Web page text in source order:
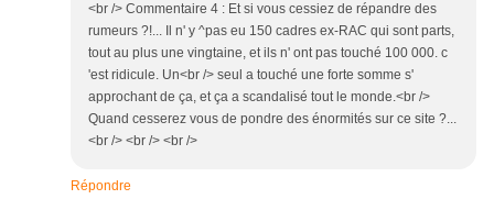
<br /> Commentaire 4 : Et si vous cessiez de répandre des
rumeurs ?!... Il n' y ^pas eu 150 cadres ex-RAC qui sont parts,
tout au plus une vingtaine, et ils n' ont pas touché 100 000. c
'est ridicule. Un<br /> seul a touché une forte somme s'
approchant de ça, et ça a scandalisé tout le monde.<br />
Quand cesserez vous de pondre des énormités sur ce site ?...
<br /> <br /> <br />
Répondre